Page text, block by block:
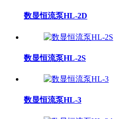
数显恒流泵HL-2D
数显恒流泵HL-2S
数显恒流泵HL-3